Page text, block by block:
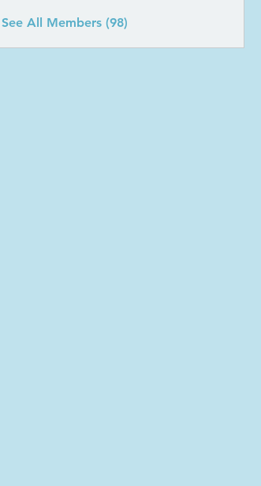
See All Members (98)